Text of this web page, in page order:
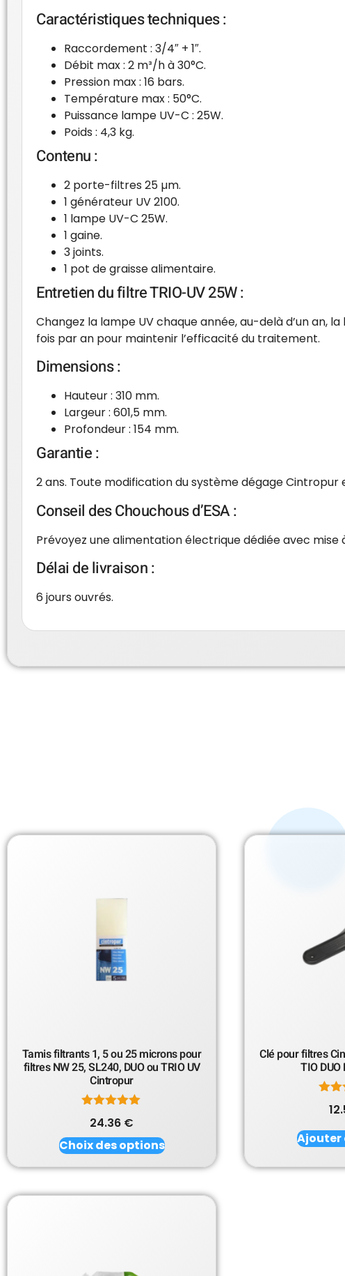
Caractéristiques techniques :
Raccordement : 3/4″ + 1″.
Débit max : 2 m³/h à 30°C.
Pression max : 16 bars.
Température max : 50°C.
Puissance lampe UV-C : 25W.
Poids : 4,3 kg.
Contenu :
2 porte-filtres 25 µm.
1 générateur UV 2100.
1 lampe UV-C 25W.
1 gaine.
3 joints.
1 pot de graisse alimentaire.
Entretien du filtre TRIO-UV 25W :
Changez la lampe UV chaque année, au-delà d’un an,
fois par an pour maintenir l’efficacité du traitement.
Dimensions :
Hauteur : 310 mm.
Largeur : 601,5 mm.
Profondeur : 154 mm.
Garantie :
2 ans. Toute modification du système dégage Cintropur
Conseil des Chouchous d’ESA :
Prévoyez une alimentation électrique dédiée avec
Délai de livraison :
6 jours ouvrés.
Tamis filtrants 1, 5 ou 25 microns pour
filtres NW 25, SL240, DUO ou TRIO UV
Cintropur
5.00
sur 5
24.36 €
Choix des options
Clé pour filtres
TIO DUO
Ajouter